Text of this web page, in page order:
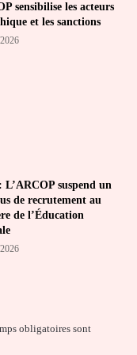
sensibilise les acteurs
et les sanctions
L’ARCOP suspend un
de recrutement au
de l’Éducation
obligatoires sont